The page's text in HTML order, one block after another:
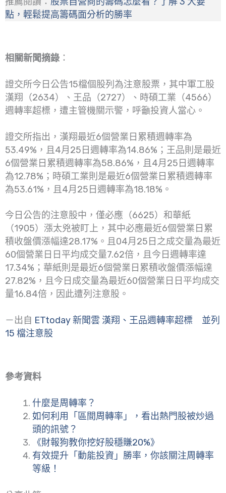
點，輕鬆提高籌碼面分析的勝率
相關新聞摘錄 ：
證交所今日公告15檔個股列為注意股票，其中軍工股
漢翔（2634）、王品（2727）、時碩工業（4566）
週轉率超標，遭主管機關示警，呼籲投資人當心。
證交所指出，漢翔最近6個營業日累積週轉率為
53.49%，且4月25日週轉率為14.86%；王品則是最近
6個營業日累積週轉率為58.86%，且4月25日週轉率
為12.78%；時碩工業則是最近6個營業日累積週轉率
為53.61%，且4月25日週轉率為18.18%。
今日公告的注意股中，僅必應（6625）和華紙
（1905）漲太兇被盯上，其中必應最近6個營業日累
積收盤價漲幅達28.17%。且04月25日之成交量為最近
60個營業日日平均成交量7.62倍，且今日週轉率達
17.34%；華紙則是最近6個營業日累積收盤價漲幅達
27.82%，且今日成交量為最近60個營業日日平均成交
量16.84倍，因此遭列注意股。
－出自 ETtoday 新聞雲 漢翔、王品週轉率超標 並列
15 檔注意股
參考資料
什麼是周轉率？
如何利用「區間周轉率」，看出熱門股被炒過
頭的訊號？
《財報狗教你挖好股穩賺20%》
有效提升「動能投資」勝率，你該關注周轉率
等級！